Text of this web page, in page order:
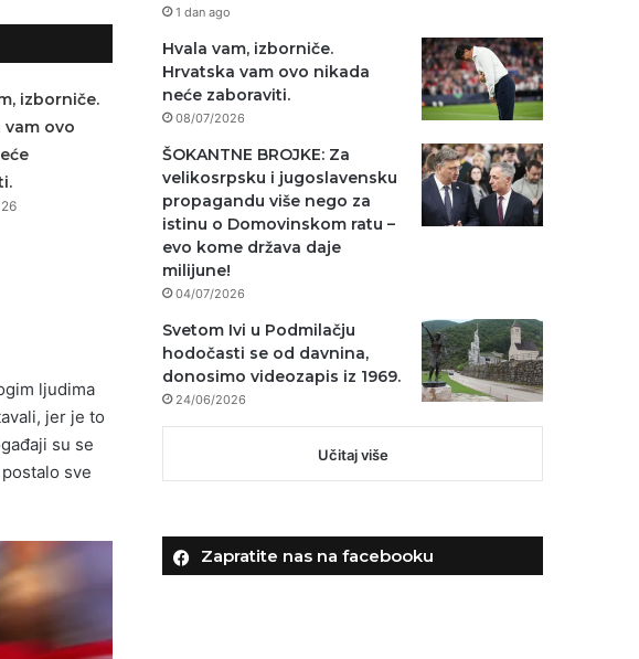
izborniče.
vam ovo
ljudima
jer je to
su se
sve
1 dan ago
Hvala vam, izborniče.
Hrvatska vam ovo nikada
neće zaboraviti.
08/07/2026
ŠOKANTNE BROJKE: Za
velikosrpsku i jugoslavensku
propagandu više nego za
istinu o Domovinskom ratu –
evo kome država daje
milijune!
04/07/2026
Svetom Ivi u Podmilačju
hodočasti se od davnina,
donosimo videozapis iz 1969.
24/06/2026
Učitaj više
Zapratite nas na facebooku